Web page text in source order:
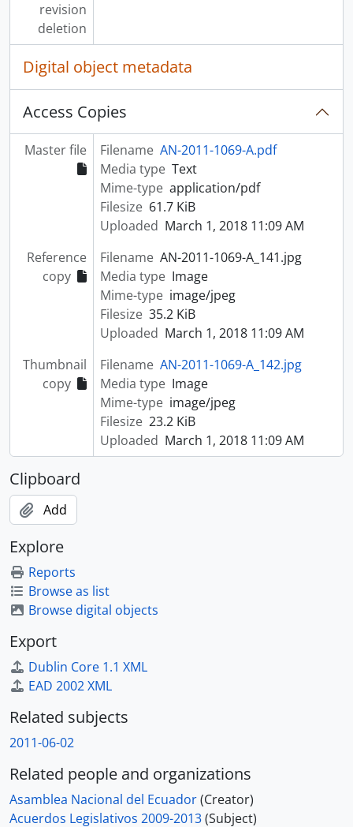
revision
deletion
Digital object metadata
Access Copies
Master file Filename AN-2011-1069-A.pdf
Media type Text
Mime-type application/pdf
Filesize 61.7 KiB
Uploaded March 1, 2018 11:09 AM
Reference
copy
Filename AN-2011-1069-A_141.jpg
Media type Image
Mime-type image/jpeg
Filesize 35.2 KiB
Uploaded March 1, 2018 11:09 AM
Thumbnail
copy
Filename AN-2011-1069-A_142.jpg
Media type Image
Mime-type image/jpeg
Filesize 23.2 KiB
Uploaded March 1, 2018 11:09 AM
Clipboard
Add
Explore
Reports
Browse as list
Browse digital objects
Export
Dublin Core 1.1 XML
EAD 2002 XML
Related subjects
2011-06-02
Related people and organizations
Asamblea Nacional del Ecuador(Creator)
Acuerdos Legislativos 2009-2013(Subject)